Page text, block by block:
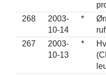
268
2003-
10-14
*
267
2003-
10-13
*